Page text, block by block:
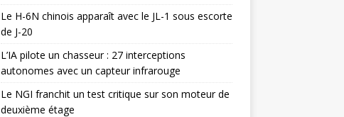
Le H-6N chinois apparaît avec le JL-1 sous escorte
de J-20
L’IA pilote un chasseur : 27 interceptions
autonomes avec un capteur infrarouge
Le NGI franchit un test critique sur son moteur de
deuxième étage